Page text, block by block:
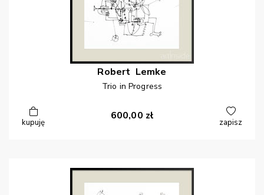
Robert Lemke
Trio in Progress
kupuję
600,00 zł
zapisz